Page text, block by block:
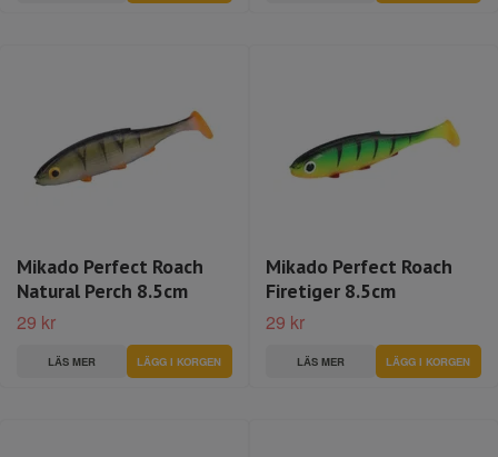
Mikado Perfect Roach
Natural Perch 8.5cm
29 kr
LÄS MER
Mikado Perfect Roach
Firetiger 8.5cm
29 kr
LÄS MER